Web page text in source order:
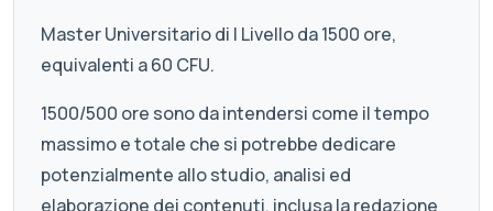
Master Universitario di I Livello da 1500 ore,
equivalenti a 60 CFU.
1500/500 ore sono da intendersi come il tempo
massimo e totale che si potrebbe dedicare
potenzialmente allo studio, analisi ed
elaborazione dei contenuti, inclusa la redazione